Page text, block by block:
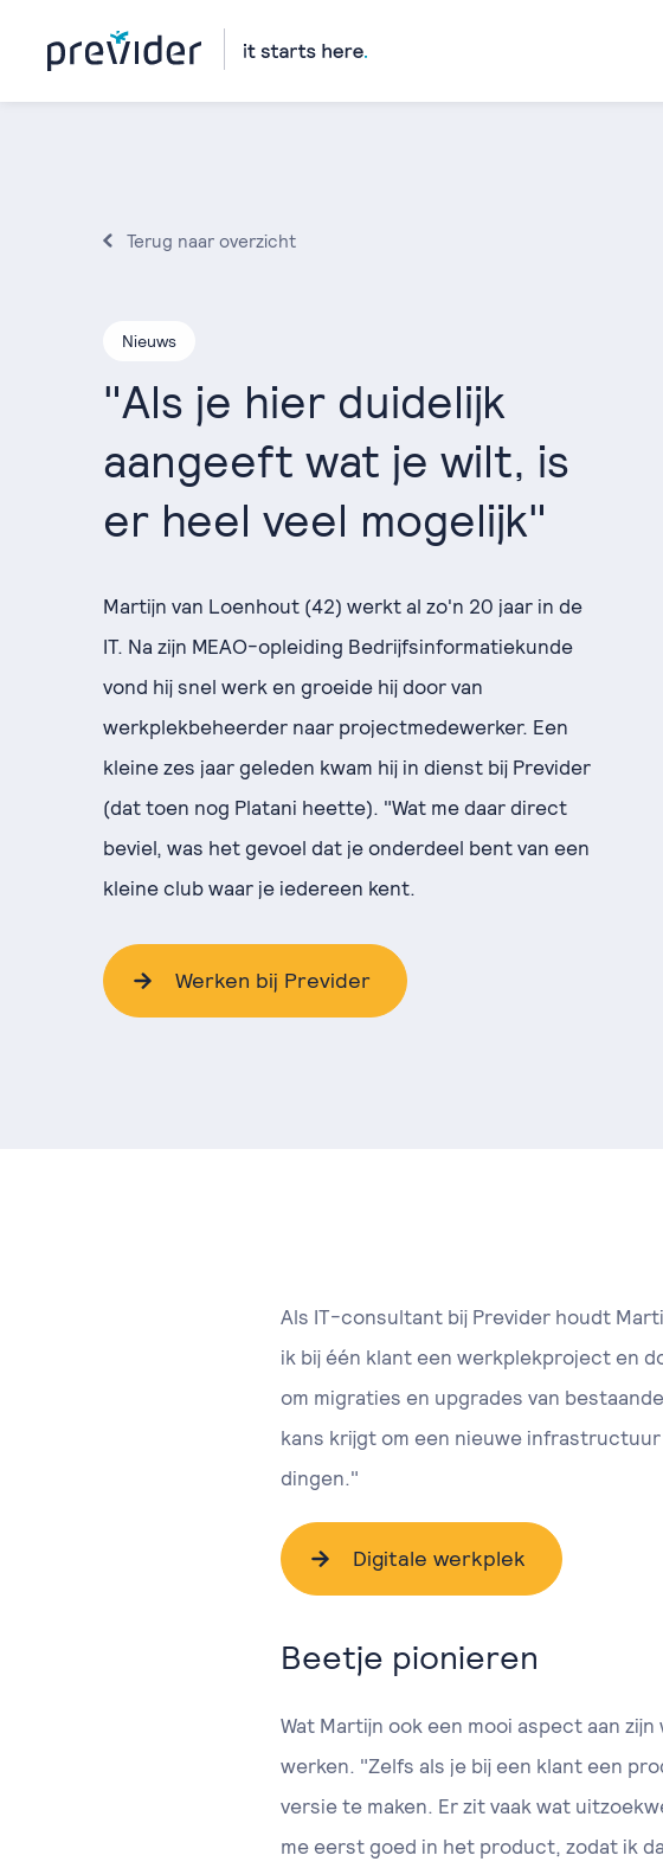
Terug naar overzicht
Nieuws
"Als je hier duidelijk
aangeeft wat je wilt, is
er heel veel mogelijk"
Martijn van Loenhout (42) werkt al zo'n 20 jaar in de
IT. Na zijn MEAO-opleiding Bedrijfsinformatiekunde
vond hij snel werk en groeide hij door van
werkplekbeheerder naar projectmedewerker. Een
kleine zes jaar geleden kwam hij in dienst bij Previder
(dat toen nog Platani heette). "Wat me daar direct
beviel, was het gevoel dat je onderdeel bent van een
kleine club waar je iedereen kent.
Werken bij Previder
Als IT-consultant bij Previder houdt
ik bij één klant een werkplekproject en
om migraties en upgrades van
kans krijgt om een nieuwe
dingen."
Digitale werkplek
Beetje pionieren
Wat Martijn ook een mooi aspect aan
werken. "Zelfs als je bij een klant een
versie te maken. Er zit vaak wat
me eerst goed in het product, zodat ik